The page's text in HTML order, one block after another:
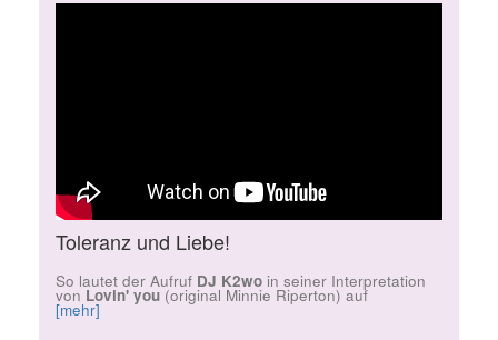
Toleranz und Liebe!
So lautet der Aufruf DJ K2wo in seiner Interpretation
von Lovin' you (original Minnie Riperton) auf
[mehr]